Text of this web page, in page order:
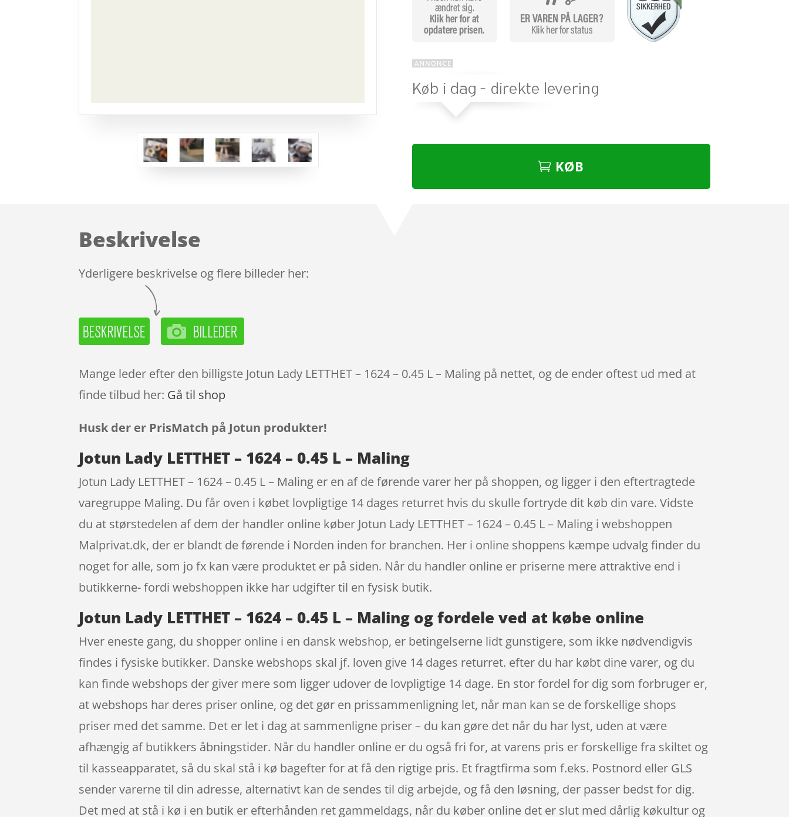
KØB
Beskrivelse
Yderligere beskrivelse og flere billeder her:
Mange leder efter den billigste Jotun Lady LETTHET – 1624 – 0.45 L – Maling på nettet, og de ender oftest ud med at
finde tilbud her: Gå til shop
Husk der er PrisMatch på Jotun produkter!
Jotun Lady LETTHET – 1624 – 0.45 L – Maling
Jotun Lady LETTHET – 1624 – 0.45 L – Maling er en af de førende varer her på shoppen, og ligger i den eftertragtede
varegruppe Maling. Du får oven i købet lovpligtige 14 dages returret hvis du skulle fortryde dit køb din vare. Vidste
du at størstedelen af dem der handler online køber Jotun Lady LETTHET – 1624 – 0.45 L – Maling i webshoppen
Malprivat.dk, der er blandt de førende i Norden inden for branchen. Her i online shoppens kæmpe udvalg finder du
noget for alle, som jo fx kan være produktet er på siden. Når du handler online er priserne mere attraktive end i
butikkerne- fordi webshoppen ikke har udgifter til en fysisk butik.
Jotun Lady LETTHET – 1624 – 0.45 L – Maling og fordele ved at købe online
Hver eneste gang, du shopper online i en dansk webshop, er betingelserne lidt gunstigere, som ikke nødvendigvis
findes i fysiske butikker. Danske webshops skal jf. loven give 14 dages returret. efter du har købt dine varer, og du
kan finde webshops der giver mere som ligger udover de lovpligtige 14 dage. En stor fordel for dig som forbruger er,
at webshops har deres priser online, og det gør en prissammenligning let, når man kan se de forskellige shops
priser med det samme. Det er let i dag at sammenligne priser – du kan gøre det når du har lyst, uden at være
afhængig af butikkers åbningstider. Når du handler online er du også fri for, at varens pris er forskellige fra skiltet og
til kasseapparatet, så du skal stå i kø bagefter for at få den rigtige pris. Et fragtfirma som f.eks. Postnord eller GLS
sender varerne til din adresse, alternativt kan de sendes til dig arbejde, og få den løsning, der passer bedst for dig.
Det med at stå i kø i en butik er efterhånden ret gammeldags, når du køber online det er slut med dårlig køkultur og